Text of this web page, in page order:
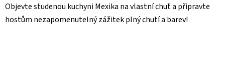
Objevte studenou kuchyni Mexika na vlastní chuť a připravte
hostům nezapomenutelný zážitek plný chutí a barev!